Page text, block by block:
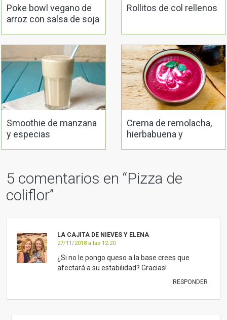
Poke bowl vegano de
arroz con salsa de soja
Rollitos de col rellenos
Smoothie de manzana
y especias
Crema de remolacha,
hierbabuena y
5 comentarios en “Pizza de
coliflor”
LA CAJITA DE NIEVES Y ELENA
27/11/2018 a las 12:20
¿Si no le pongo queso a la base crees que
afectará a su estabilidad? Gracias!
RESPONDER